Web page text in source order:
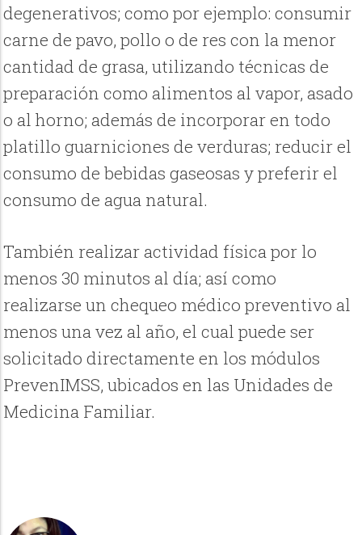
degenerativos; como por ejemplo: consumir
carne de pavo, pollo o de res con la menor
cantidad de grasa, utilizando técnicas de
preparación como alimentos al vapor, asado
o al horno; además de incorporar en todo
platillo guarniciones de verduras; reducir el
consumo de bebidas gaseosas y preferir el
consumo de agua natural.
También realizar actividad física por lo
menos 30 minutos al día; así como
realizarse un chequeo médico preventivo al
menos una vez al año, el cual puede ser
solicitado directamente en los módulos
PrevenIMSS, ubicados en las Unidades de
Medicina Familiar.